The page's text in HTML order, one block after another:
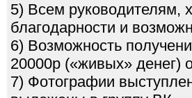
5) Всем руководителям,
благодарности и
6) Возможность
20000р («живых» денег)
7) Фотографии